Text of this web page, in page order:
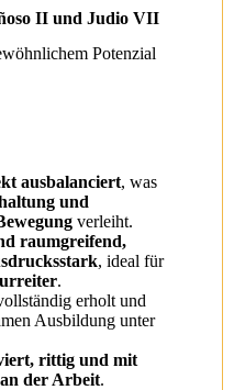
II und Judio VII
Potenzial
ausbalanciert, was
und
verleiht.
raumgreifend,
, ideal für
.
erholt und
Ausbildung unter
rittig und mit
der Arbeit.